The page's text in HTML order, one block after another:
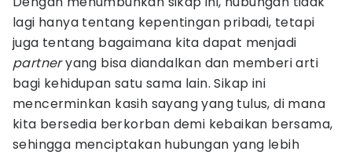
lagi hanya tentang kepentingan pribadi, tetapi
juga tentang bagaimana kita dapat menjadi
partneryang bisa diandalkan dan memberi arti
bagi kehidupan satu sama lain. Sikap ini
mencerminkan kasih sayang yang tulus, di mana
kita bersedia berkorban demi kebaikan bersama,
sehingga menciptakan hubungan yang lebih